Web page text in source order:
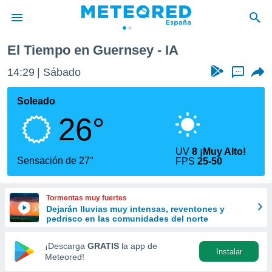
de
por
que se
calidad.
a este
las
y
forma
digital
basada
El Tiempo en Guernsey - IA
14:29 Sábado ...
Soleado
26°
Sensación de 27°
UV8 ¡Muy Alto!
FPS25-50
Tormentas muy fuertes
Dejarán lluvias muy intensas, reventones y
pedrisco en las comunidades del norte
¡Descarga GRATIS la app de
Meteored!
Instalar